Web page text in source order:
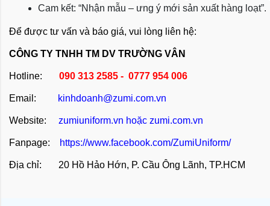
Cam kết: “Nhận mẫu – ưng ý mới sản xuất hàng loạt”.
Để được tư vấn và báo giá, vui lòng liên hệ:
CÔNG TY TNHH TM DV TRƯỜNG VÂN
Hotline: 090 313 2585 - 0777 954 006
Email: kinhdoanh@zumi.com.vn
Website: zumiuniform.vn hoặc zumi.com.vn
Fanpage: https://www.facebook.com/ZumiUniform/
Địa chỉ: 20 Hồ Hảo Hớn, P. Cầu Ông Lãnh, TP.HCM